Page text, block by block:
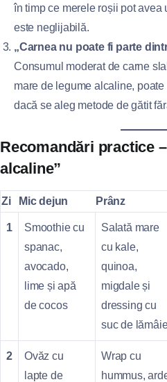
în timp ce merele roșii pot avea
este neglijabilă.
„Carnea nu poate fi parte
Consumul moderat de carne
mare de legume alcaline,
dacă se aleg metode de gătit
Recomandări practice
alcaline”
Zi Mic dejun Prânz
1
Smoothie cu
spanac,
avocado,
lime și apă
de cocos
Salată mare
cu kale,
quinoa,
migdale și
dressing cu
suc de
2
Ovăz cu
lapte de
Wrap cu
hummus,